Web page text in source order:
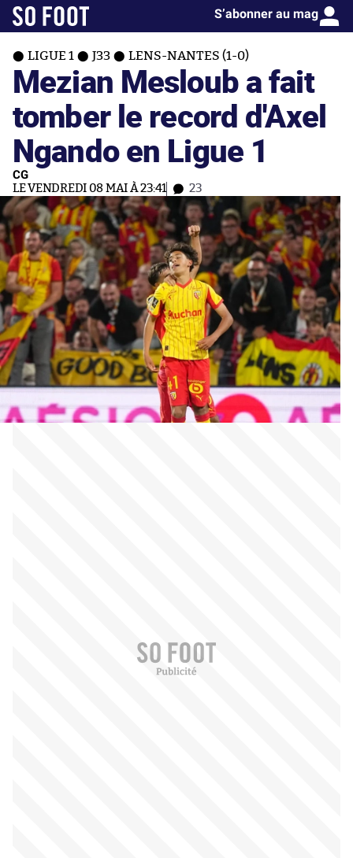
S’abonner au mag
LIGUE 1 J33 LENS-NANTES (1-0)
Mezian Mesloub a fait
tomber le record d'Axel
Ngando en Ligue 1
CG
LE VENDREDI 08 MAI À 23:41 23